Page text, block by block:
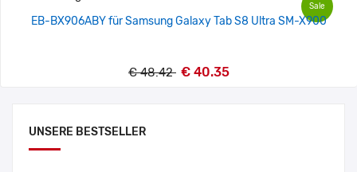
UNSERE BESTSELLER
Sale
EB-BX906ABY für Samsung Galaxy Tab S8 Ultra SM-X900
€ 48.42 € 40.35